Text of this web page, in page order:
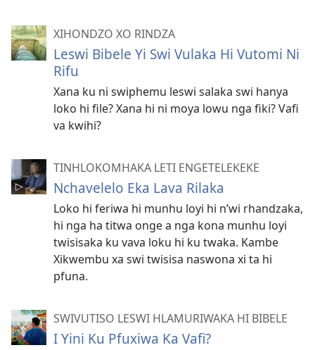
XIHONDZO XO RINDZA
Leswi Bibele Yi Swi Vulaka Hi Vutomi Ni
Rifu
Xana ku ni swiphemu leswi salaka swi hanya
loko hi file? Xana hi ni moya lowu nga fiki? Vafi
va kwihi?
TINHLOKOMHAKA LETI ENGETELEKEKE
Nchavelelo Eka Lava Rilaka
Loko hi feriwa hi munhu loyi hi n’wi rhandzaka,
hi nga ha titwa onge a nga kona munhu loyi
twisisaka ku vava loku hi ku twaka. Kambe
Xikwembu xa swi twisisa naswona xi ta hi
pfuna.
SWIVUTISO LESWI HLAMURIWAKA HI BIBELE
I Yini Ku Pfuxiwa Ka Vafi?